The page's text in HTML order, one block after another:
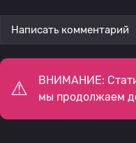
Написать комментарий
ВНИМАНИЕ:
мы продолжаем